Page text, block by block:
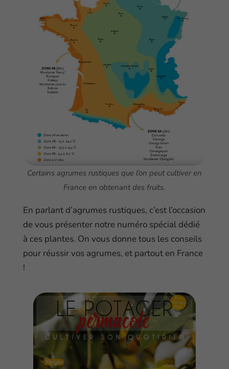
Certains agrumes rustiques que l’on peut cultiver en
France en obtenant des fruits.
En parlant d’agrumes rustiques, c’est l’occasion
de vous présenter notre numéro spécial dédié
à ces plantes. On vous donne tous les conseils
pour réussir vos agrumes, et partout en France
!